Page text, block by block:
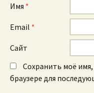
Имя *
Email *
Сайт
Сохранить моё
браузере для